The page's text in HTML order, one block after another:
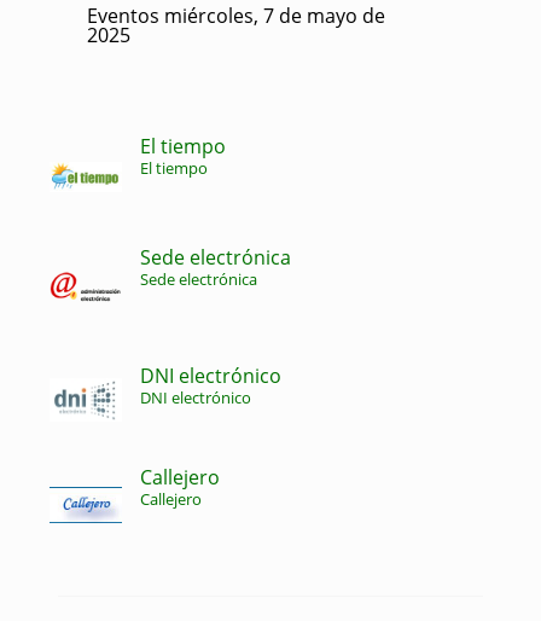
Eventos miércoles, 7 de mayo de
2025
El tiempo
El tiempo
Sede electrónica
Sede electrónica
DNI electrónico
DNI electrónico
Callejero
Callejero